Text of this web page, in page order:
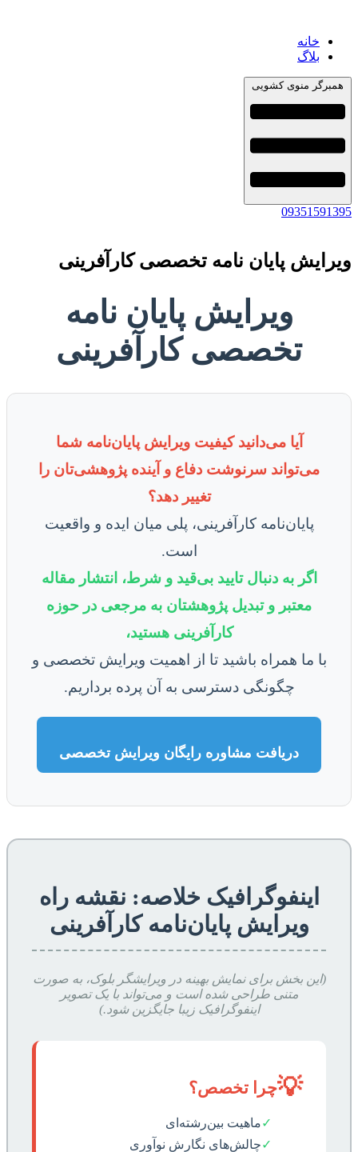
خانه
بلاگ
همبرگر منوی کشویی
09351591395
ویرایش پایان نامه تخصصی کارآفرینی
ویرایش پایان نامه
تخصصی کارآفرینی
آیا می‌دانید کیفیت ویرایش پایان‌نامه شما
می‌تواند سرنوشت دفاع و آینده پژوهشی‌تان را
تغییر دهد؟
پایان‌نامه کارآفرینی، پلی میان ایده و واقعیت
است.
اگر به دنبال تایید بی‌قید و شرط، انتشار مقاله
معتبر و تبدیل پژوهشتان به مرجعی در حوزه
کارآفرینی هستید،
با ما همراه باشید تا از اهمیت ویرایش تخصصی و
چگونگی دسترسی به آن پرده برداریم.
دریافت مشاوره رایگان ویرایش تخصصی
اینفوگرافیک خلاصه: نقشه راه
ویرایش پایان‌نامه کارآفرینی
(این بخش برای نمایش بهینه در ویرایشگر بلوک، به صورت
متنی طراحی شده است و می‌تواند با یک تصویر
اینفوگرافیک زیبا جایگزین شود.)
💡چرا تخصص؟
✓ماهیت بین‌رشته‌ای
✓چالش‌های نگارش نوآوری